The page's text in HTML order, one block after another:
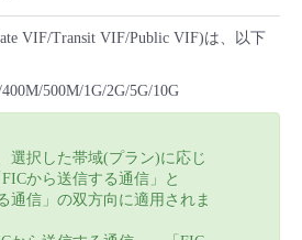
VIF/Transit VIF/Public VIF)は、以下
500M/1G/2G/5G/10G
選択した帯域(プラン)に応じ
から送信する通信」と
通信」の双方向に適用されま